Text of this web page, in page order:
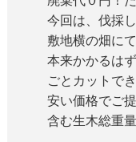
今回は、伐採
敷地横の畑に
本来かかるは
ごとカットで
安い価格でご
含む生木総重